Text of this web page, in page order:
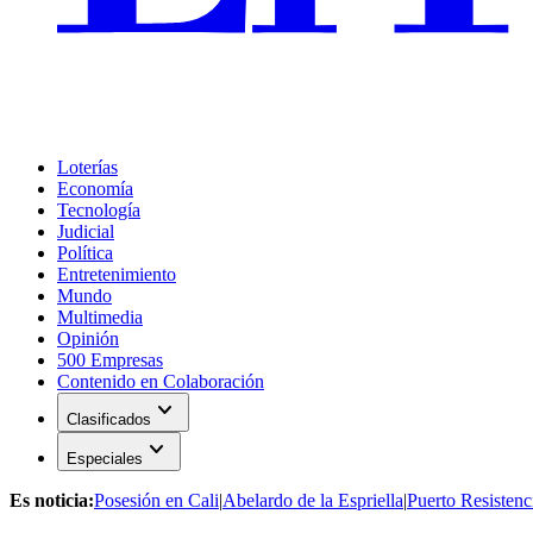
Loterías
Economía
Tecnología
Judicial
Política
Entretenimiento
Mundo
Multimedia
Opinión
500 Empresas
Contenido en Colaboración
Clasificados expand_more
Especiales expand_more
Es noticia:Posesión en Cali|Abelardo de la Espriella|Puerto